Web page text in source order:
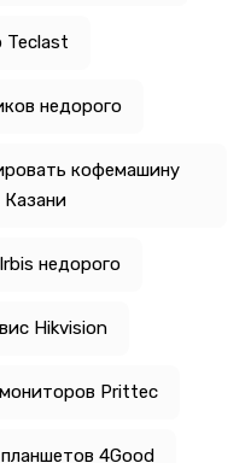
Teclast
недорого
кофемашину
Казани
недорого
Hikvision
Prittec
4Good